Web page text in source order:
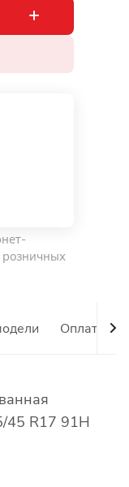
розничных
Оплата
45 R17 91H